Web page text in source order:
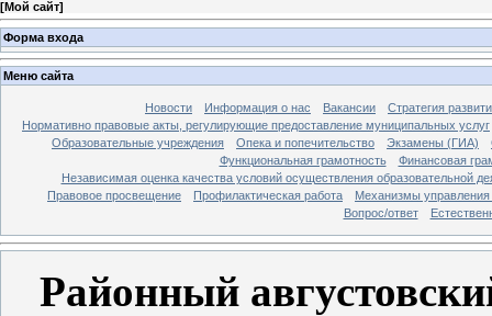
[Мой сайт]
Форма входа
Меню сайта
Новости Информация о нас Вакансии
Стратегия
Нормативно правовые акты, регулирующие предоставление муниципальных услуг
Образовательные учреждения
Опека и попечительство Экзамены (ГИА)
Функциональная грамотность
Финансовая
Независимая оценка качества условий осуществления образовательной
Правовое просвещение
Профилактическая работа
Механизмы управления
Вопрос/ответ
Районный